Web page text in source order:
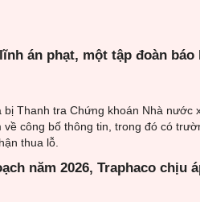
án phạt, một tập đoàn
bị Thanh tra Chứng khoán Nhà nước
về công bố thông tin, trong đó có
thua lỗ.
năm 2026, Traphaco chịu